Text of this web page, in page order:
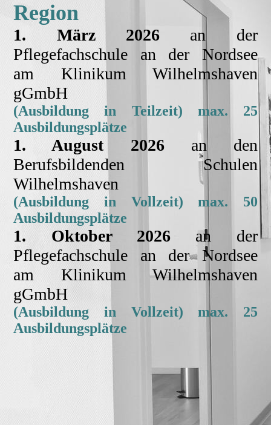
Region
1. März 2026
an der
Pflegefachschule an der Nordsee
am Klinikum Wilhelmshaven
gGmbH
(Ausbildung in Teilzeit) max. 25
Ausbildungsplätze
1. August 2026an den
Berufsbildenden Schulen
Wilhelmshaven
(Ausbildung in Vollzeit) max. 50
Ausbildungsplätze
1. Oktober 2026 an der
Pflegefachschule an der Nordsee
am Klinikum Wilhelmshaven
gGmbH
(Ausbildung in Vollzeit) max. 25
Ausbildungsplätze